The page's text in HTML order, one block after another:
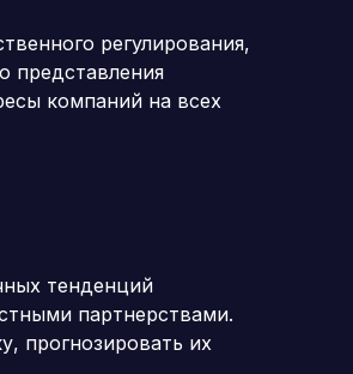
регулирования,
представления
компаний на всех
тенденций
партнерствами.
прогнозировать их